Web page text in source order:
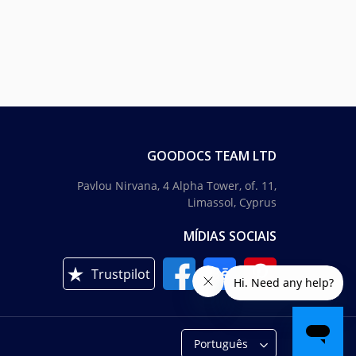
GOODOCS TEAM LTD
Pavlou Nirvana, 4 Alpha Tower, of. 11,
Limassol, Cyprus
MÍDIAS SOCIAIS
Trustpilot
Português